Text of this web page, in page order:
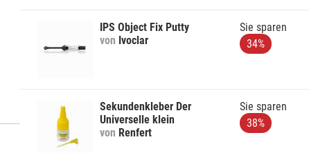
IPS Object Fix Putty
von Ivoclar
Sie sparen
34%
Sekundenkleber Der
Universelle klein
von Renfert
Sie sparen
38%